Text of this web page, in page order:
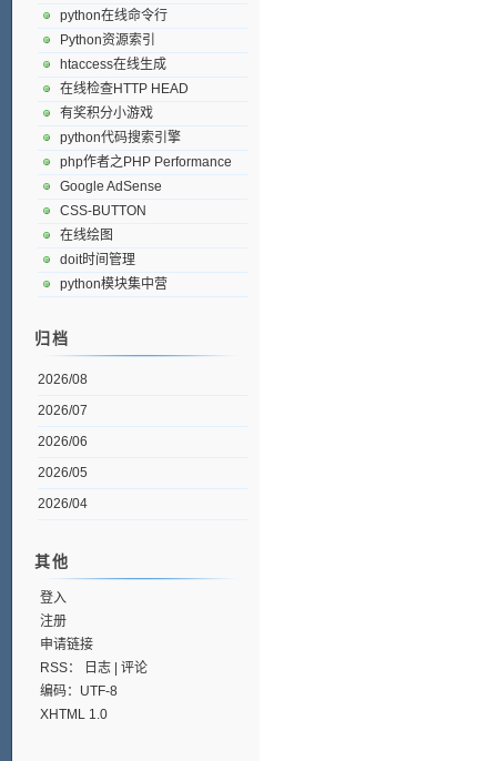
python在线命令行
Python资源索引
htaccess在线生成
在线检查HTTP HEAD
有奖积分小游戏
python代码搜索引擎
php作者之PHP Performance
Google AdSense
CSS-BUTTON
在线绘图
doit时间管理
python模块集中营
归档
2026/08
2026/07
2026/06
2026/05
2026/04
其他
登入
注册
申请链接
RSS：
日志| 评论
编码：UTF-8
XHTML 1.0